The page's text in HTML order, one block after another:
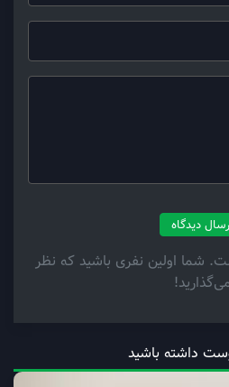
دیدگاه
شما اولین نفری باشید که نظر
می‌گذارید!
داشته باشید